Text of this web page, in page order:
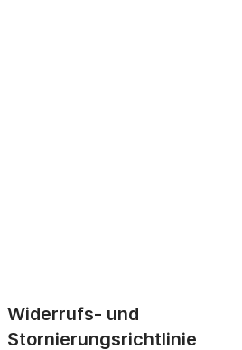
Widerrufs- und
Stornierungsrichtlinie